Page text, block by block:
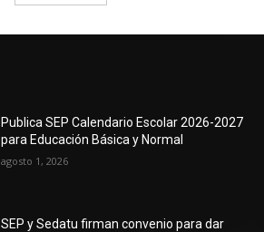
Publica SEP Calendario Escolar 2026-2027
para Educación Básica y Normal
agosto 1, 2026
SEP y Sedatu firman convenio para dar